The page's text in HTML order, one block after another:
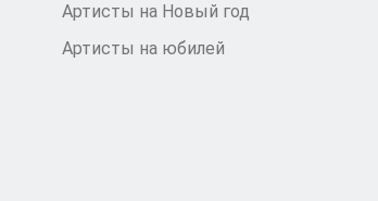
Артисты на Новый год
Артисты на юбилей